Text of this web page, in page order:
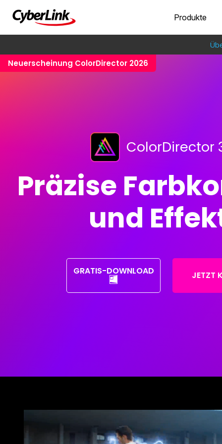
Produkte
Neuerscheinung ColorDirector 2026
ColorDirector
Präzise
und
GRATIS-DOWNLOAD JETZT